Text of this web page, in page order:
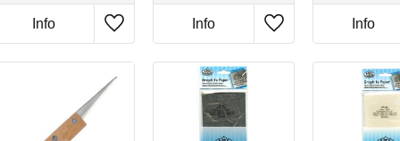
favoriter Lägg till i favoriter
Info
Lägg till i favoriter
Info Info